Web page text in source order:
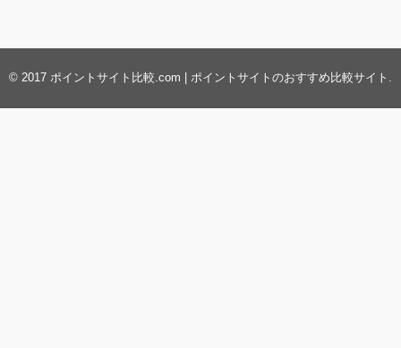
© 2017 ポイントサイト比較.com | ポイントサイトのおすすめ比較サイト